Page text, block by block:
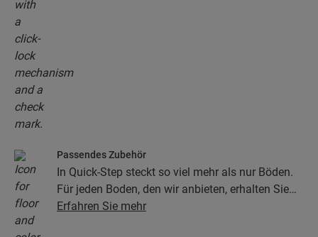
Passendes Zubehör
In Quick-Step steckt so viel mehr als nur Böden.
Für jeden Boden, den wir anbieten, erhalten Sie
eine ganze Kollektion aus Zubehör, einschließlich
Erfahren Sie mehr